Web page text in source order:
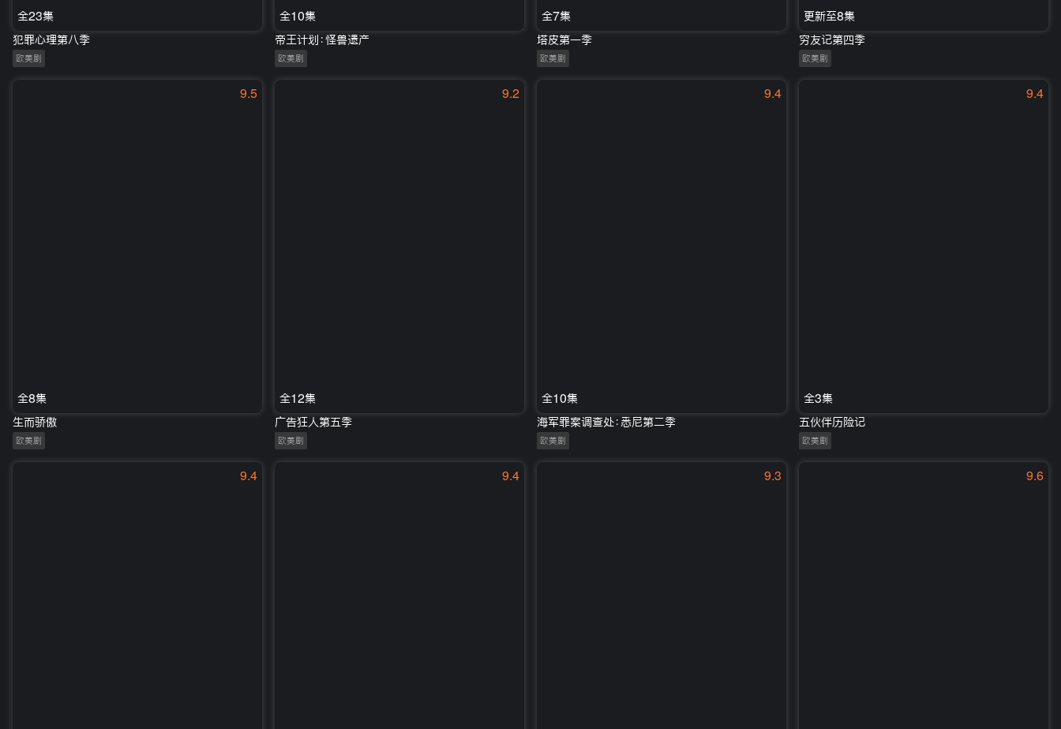
全23集
犯罪心理第八季
欧美剧
全10集
帝王计划：怪兽遗产
欧美剧
全7集
塔皮第一季
欧美剧
更新至8集
穷友记第四季
欧美剧
9.5
全8集
生而骄傲
欧美剧
9.2
全12集
广告狂人第五季
欧美剧
9.4
全10集
海军罪案调查处：悉尼第二季
欧美剧
9.4
全3集
五伙伴历险记
欧美剧
9.4 9.4 9.3 9.6